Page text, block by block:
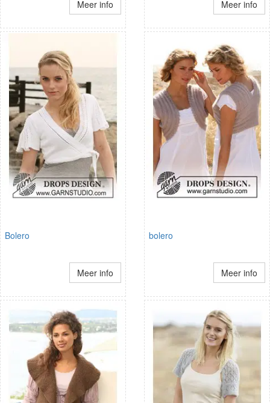
Meer info Meer info
Bolero
Meer info
bolero
Meer info